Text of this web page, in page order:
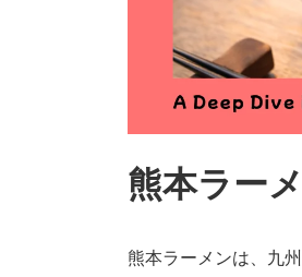
熊本ラー
熊本ラーメンは、九